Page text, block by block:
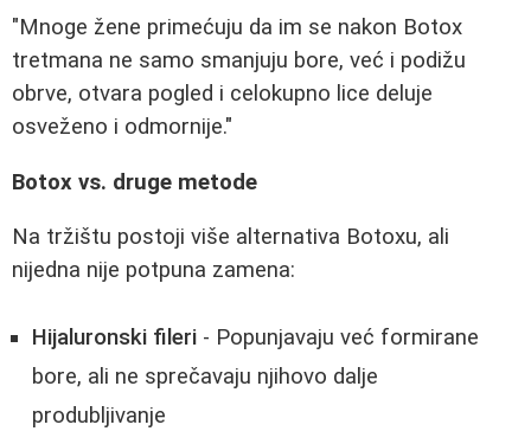
"Mnoge žene primećuju da im se nakon Botox
tretmana ne samo smanjuju bore, već i podižu
obrve, otvara pogled i celokupno lice deluje
osveženo i odmornije."
Botox vs. druge metode
Na tržištu postoji više alternativa Botoxu, ali
nijedna nije potpuna zamena:
Hijaluronski fileri - Popunjavaju već formirane
bore, ali ne sprečavaju njihovo dalje
produbljivanje